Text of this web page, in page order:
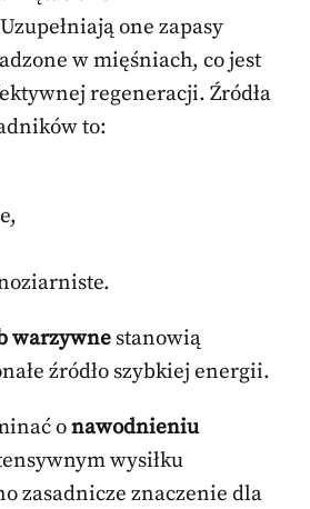
one zapasy
w mięśniach, co jest
regeneracji. Źródła
to:
warzywne stanowią
źródło szybkiej energii.
onawodnieniu
wysiłku
zasadnicze znaczenie dla